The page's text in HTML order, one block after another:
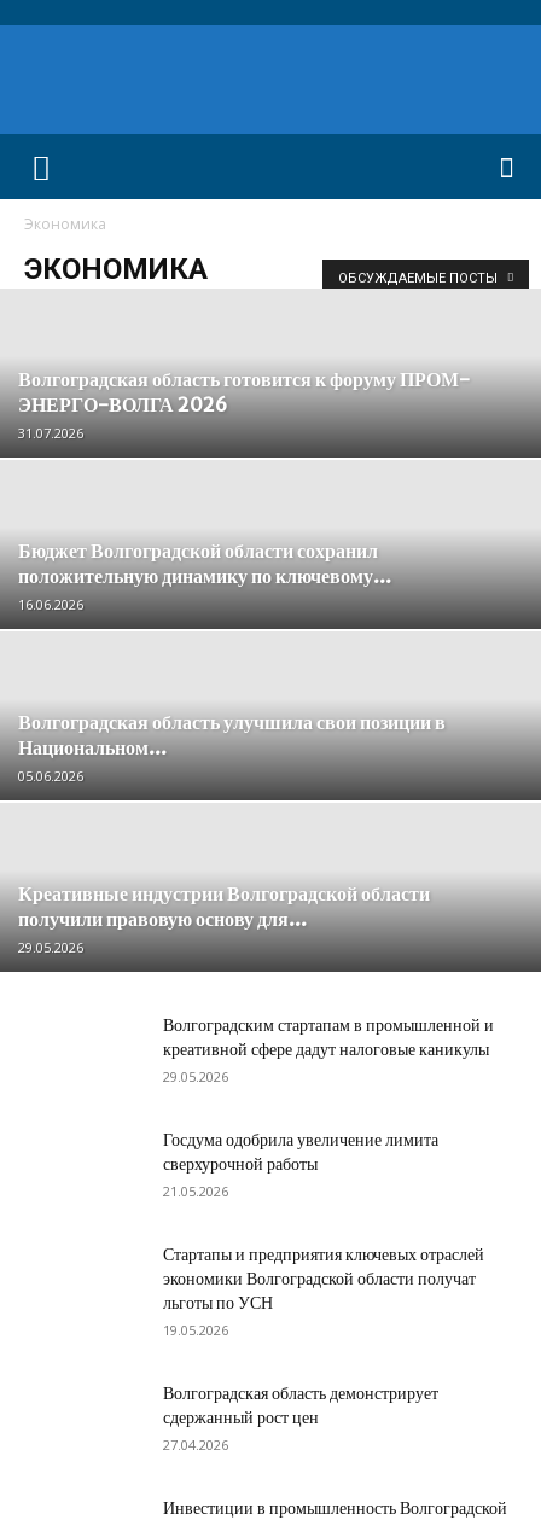
Экономика
ЭКОНОМИКА ОБСУЖДАЕМЫЕ ПОСТЫ
Волгоградская область готовится к форуму ПРОМ-
ЭНЕРГО-ВОЛГА 2026
31.07.2026
Бюджет Волгоградской области сохранил
положительную динамику по ключевому...
16.06.2026
Волгоградская область улучшила свои позиции в
Национальном...
05.06.2026
Креативные индустрии Волгоградской области
получили правовую основу для...
29.05.2026
Волгоградским стартапам в промышленной и
креативной сфере дадут налоговые каникулы
29.05.2026
Госдума одобрила увеличение лимита
сверхурочной работы
21.05.2026
Стартапы и предприятия ключевых отраслей
экономики Волгоградской области получат
льготы по УСН
19.05.2026
Волгоградская область демонстрирует
сдержанный рост цен
27.04.2026
Инвестиции в промышленность Волгоградской